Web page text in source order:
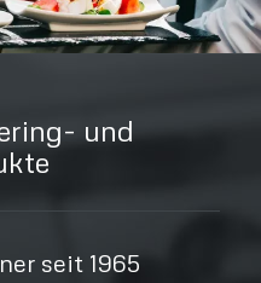
und
seit 1965